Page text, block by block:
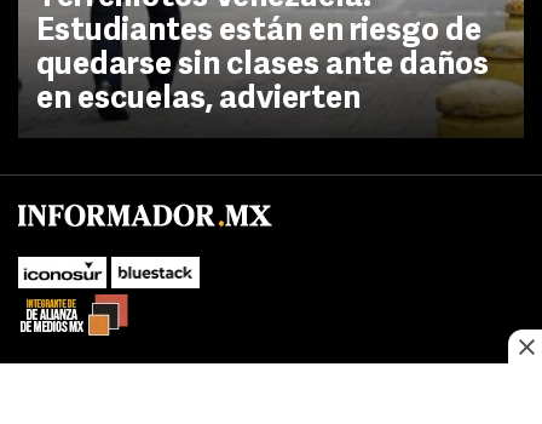
Estudiantes están en riesgo de
quedarse sin clases ante daños
en escuelas, advierten